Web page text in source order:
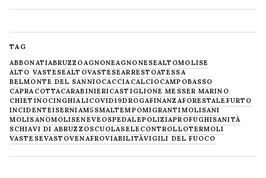
TAG
ABBONATIABRUZZOAGNONEAGNONESEALTOMOLISE
ALTO VASTESEALTOVASTESEARRESTOATESSA
BELMONTE DEL SANNIOCACCIACALCIOCAMPOBASSO
CAPRACOTTACARABINIERICASTIGLIONE MESSER MARINO
CHIETINOCINGHIALICOVID19DROGAFINANZAFORESTALE FURTO
INCIDENTEISERNIAM5SMALTEMPOMIGRANTIMOLISANI
MOLISANOMOLISENEVE OSPEDALEPOLIZIAPROFUGHISANITÀ
SCHIAVI DI ABRUZZOSCUOLASELECONTROLLOTERMOLI
VASTESEVASTOVENAFROVIABILITÀVIGILI DEL FUOCO